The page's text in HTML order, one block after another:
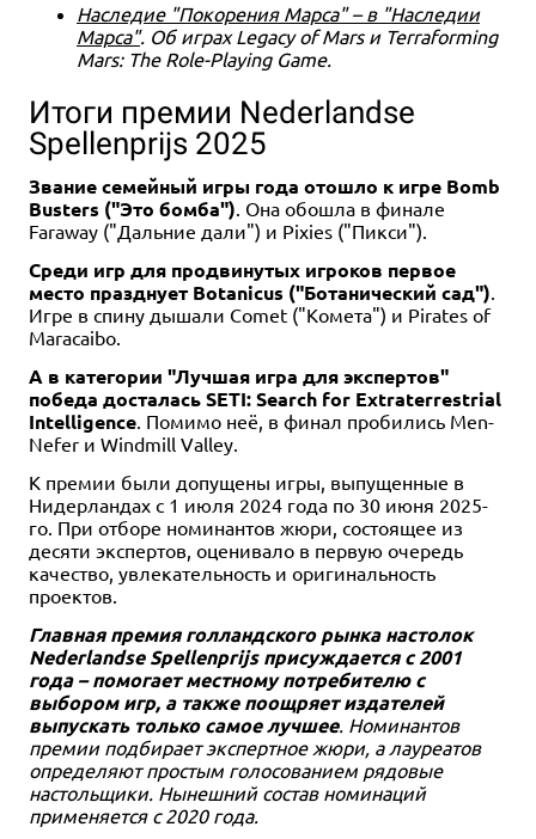
Наследие "Покорения Марса" – в "Наследии
Марса". Об играх Legacy of Mars и Terraforming
Mars: The Role-Playing Game.
Итоги премии Nederlandse
Spellenprijs 2025
Звание семейный игры года отошло к игре Bomb
Busters ("Это бомба") . Она обошла в финале
Faraway ("Дальние дали") и Pixies ("Пикси").
Среди игр для продвинутых игроков первое
место празднует Botanicus ("Ботанический сад")
Игре в спину дышали Comet ("Комета") и Pirates of
Maracaibo.
А в категории "Лучшая игра для экспертов"
победа досталась SETI: Search for Extraterrestrial
Intelligence . Помимо неё, в финал пробились Men-
Nefer и Windmill Valley.
К премии были допущены игры, выпущенные в
Нидерландах с 1 июля 2024 года по 30 июня 2025-
го. При отборе номинантов жюри, состоящее из
десяти экспертов, оценивало в первую очередь
качество, увлекательность и оригинальность
проектов.
Главная премия голландского рынка настолок
Nederlandse Spellenprijs присуждается с 2001
года – помогает местному потребителю с
выбором игр, а также поощряет издателей
выпускать только самое лучшее. Номинантов
премии подбирает экспертное жюри, а лауреатов
определяют простым голосованием рядовые
настольщики. Нынешний состав номинаций
применяется с 2020 года.